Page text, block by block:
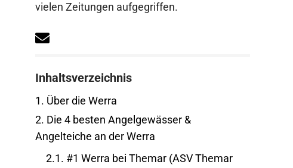
vielen Zeitungen aufgegriffen.
Inhaltsverzeichnis
1. Über die Werra
2. Die 4 besten Angelgewässer &
Angelteiche an der Werra
2.1. #1 Werra bei Themar (ASV Themar